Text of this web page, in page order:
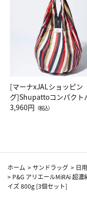
[マーナxJALショッピン
グ]Shupattoコンパクト
Drop JAL客室乗務員（LC
3,960円 （税込）
ホーム >サンドラッグ > 日
> P&G アリエールMiRAi 超
イズ 800g [3個セット]